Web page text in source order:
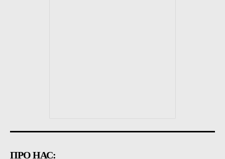
ПРО НАС: